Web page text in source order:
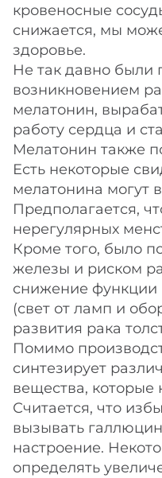
кровеносные
снижается, мы
здоровье.
Не так давно были
возникновением
мелатонин,
работу сердца и
Мелатонин также
Есть некоторые
мелатонина могут
Предполагается,
нерегулярных
Кроме того, было
железы и риском
снижение функции
(свет от ламп и
развития рака
Помимо
синтезирует
вещества,
Считается, что
вызывать
настроение.
определять